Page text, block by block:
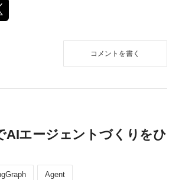
コメントを書く
AIエージェントづくりをひ
Agent